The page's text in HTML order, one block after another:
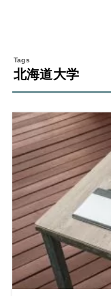
北海道大学